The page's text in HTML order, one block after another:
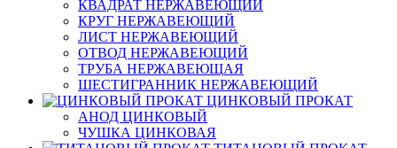
КВАДРАТ НЕРЖАВЕЮЩИЙ
КРУГ НЕРЖАВЕЮЩИЙ
ЛИСТ НЕРЖАВЕЮЩИЙ
ОТВОД НЕРЖАВЕЮЩИЙ
ТРУБА НЕРЖАВЕЮЩАЯ
ШЕСТИГРАННИК НЕРЖАВЕЮЩИЙ
ЦИНКОВЫЙ ПРОКАТ
АНОД ЦИНКОВЫЙ
ЧУШКА ЦИНКОВАЯ